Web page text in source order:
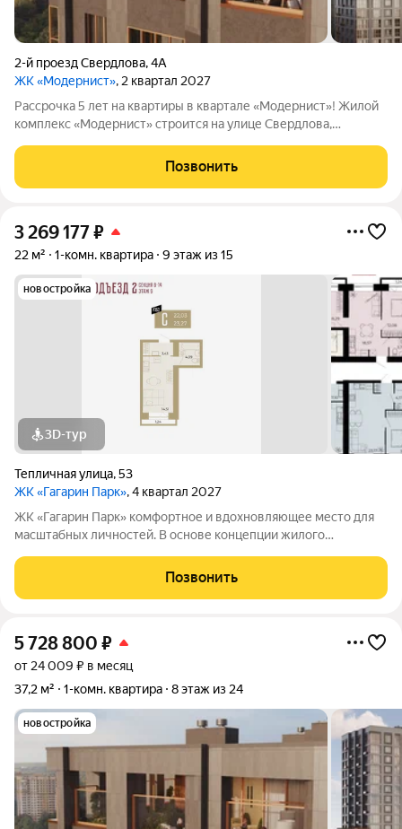
2-й проезд Свердлова,4А
ЖК «Модернист», 2 квартал 2027
Рассрочка 5 лет на квартиры в квартале «Модернист»! Жилой
комплекс «Модернист» строится на улице Свердлова,
образовательному и культурному центру. Здесь каждая деталь
помогает жить, отдыхать и
Позвонить
3 269 177₽
22 м² 1-комн. квартира 9 этаж из 15
новостройка
3D-тур
Тепличная улица,53
ЖК «Гагарин Парк», 4 квартал 2027
ЖК «Гагарин Парк» комфортное и вдохновляющее место для
масштабных личностей. В основе концепции жилого
великого летчика-космонавта и героя СССР. Жилой квартал
«Гагарин Парк» расположился в
Позвонить
5 728 800 ₽
от 24 009 ₽ в месяц
37,2 м²
1-комн. квартира 8 этаж из 24
новостройка